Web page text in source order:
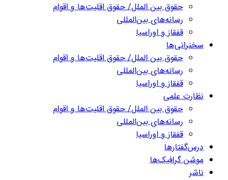
حقوق بین الملل/ حقوق اقلیت‌ها و اقوام
رسانه‌های بین‌المللی
قفقاز و اوراسیا
سخنرانی‌ها
حقوق بین الملل/ حقوق اقلیت‌ها و اقوام
رسانه‌های بین‌المللی
قفقاز و اوراسیا
نظارت علمی
حقوق بین الملل/ حقوق اقلیت‌ها و اقوام
رسانه‌های بین‌المللی
قفقاز و اوراسیا
درس‌گفتارها
موشن گرافیک‌ها
ناشر